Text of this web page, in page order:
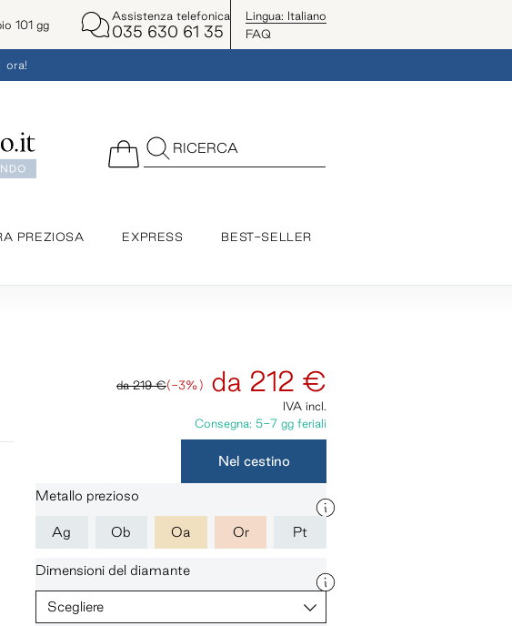
101 gg
Assistenza telefonica
035 630 61 35
Lingua: Italiano
FAQ
ora!
RICERCA
PREZIOSA EXPRESS BEST-SELLER
da219 €(-3%) da 212 €
IVA incl.
Consegna: 5-7 gg feriali
Nel cestino
Metallo prezioso
Ag Ob Oa Or Pt
Dimensioni del diamante
Scegliere